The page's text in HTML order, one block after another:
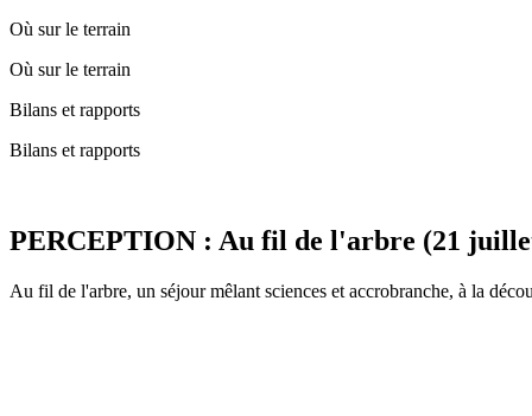
Où sur le terrain
Où sur le terrain
Bilans et rapports
Bilans et rapports
PERCEPTION : Au fil de l'arbre (21
Au fil de l'arbre, un séjour mêlant sciences et accrobranche, à la